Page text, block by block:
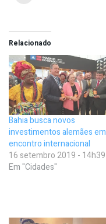
Relacionado
Bahia busca novos
investimentos alemães em
encontro internacional
16 setembro 2019 - 14h39
Em "Cidades"